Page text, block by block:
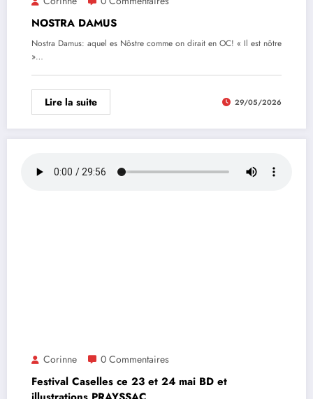
NOSTRA DAMUS
Nostra Damus: aquel es Nôstre comme on dirait en OC! « Il est nôtre
»…
Lire la suite 29/05/2026
Corinne 0 Commentaires
Festival Caselles ce 23 et 24 mai BD et